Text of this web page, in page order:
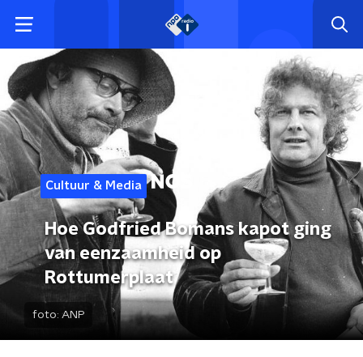
Cultuur & Media
Hoe Godfried Bomans kapot ging
van eenzaamheid op
Rottumerplaat
foto: ANP